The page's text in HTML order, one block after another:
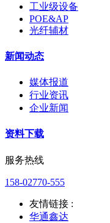
工业级设备
POE&AP
光纤辅材
新闻动态
媒体报道
行业资讯
企业新闻
资料下载
服务热线
158-02770-555
友情链接 :
华通鑫达